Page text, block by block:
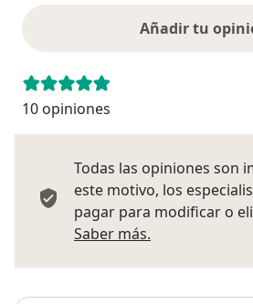
Añadir tu
10 opiniones
Todas las opiniones son
este motivo, los
pagar para modificar o
Saber más.